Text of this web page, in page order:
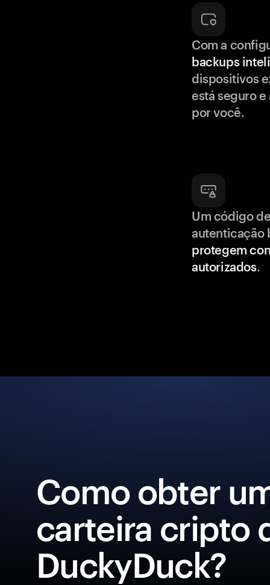
Com a
backups
dispositivos
está seguro
por você.
Um código
autenticação
protegem
autorizados.
Como obter
carteira cripto
DuckyDuck?